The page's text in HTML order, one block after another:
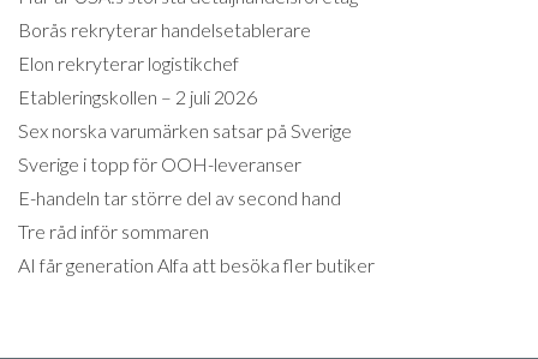
Borås rekryterar handelsetablerare
Elon rekryterar logistikchef
Etableringskollen – 2 juli 2026
Sex norska varumärken satsar på Sverige
Sverige i topp för OOH-leveranser
E-handeln tar större del av second hand
Tre råd inför sommaren
AI får generation Alfa att besöka fler butiker